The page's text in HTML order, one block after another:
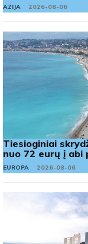
AZIJA 2026-08-06
Tiesioginiai
nuo 72 eurų į abi
EUROPA 2026-08-06